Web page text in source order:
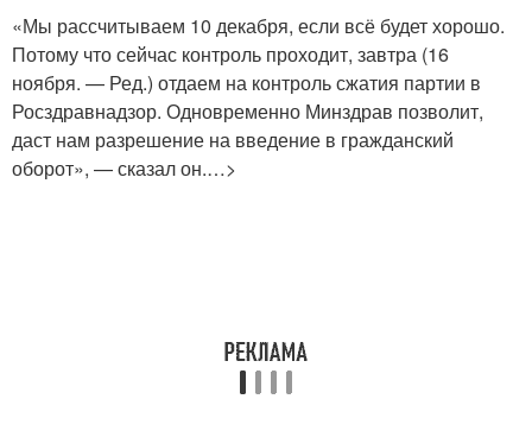
«Мы рассчитываем 10 декабря, если всё будет хорошо.
Потому что сейчас контроль проходит, завтра (16
ноября. — Ред.) отдаем на контроль сжатия партии в
Росздравнадзор. Одновременно Минздрав позволит,
даст нам разрешение на введение в гражданский
оборот», — сказал он.…>